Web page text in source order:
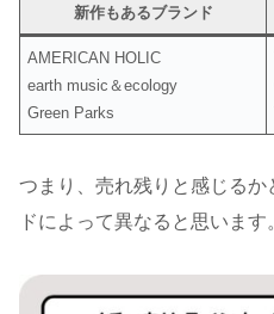
新作もあるブランド
AMERICAN HOLIC
earth music＆ecology
Green Parks
つまり、売れ残りと感じる
ドによって異なると思います